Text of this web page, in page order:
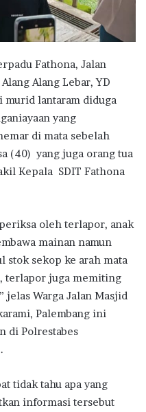
Fathona, Jalan
Alang Lebar, YD
murid lantaram diduga
yang
di mata sebelah
(40) yang juga orang tua
Kepala SDIT Fathona
oleh terlapor, anak
mainan namun
stok sekop ke arah mata
terlapor juga memiting
jelas Warga Jalan Masjid
Palembang ini
di Polrestabes
tidak tahu apa yang
informasi tersebut